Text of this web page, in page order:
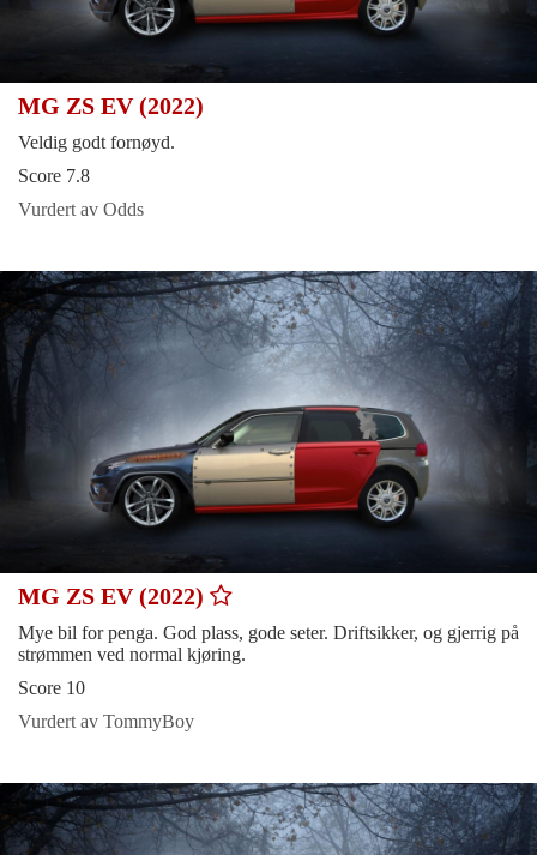
MG ZS EV (2022)
Veldig godt fornøyd.
Score 7.8
Vurdert av Odds
MG ZS EV (2022)
Mye bil for penga. God plass, gode seter. Driftsikker, og gjerrig på
strømmen ved normal kjøring.
Score 10
Vurdert av TommyBoy